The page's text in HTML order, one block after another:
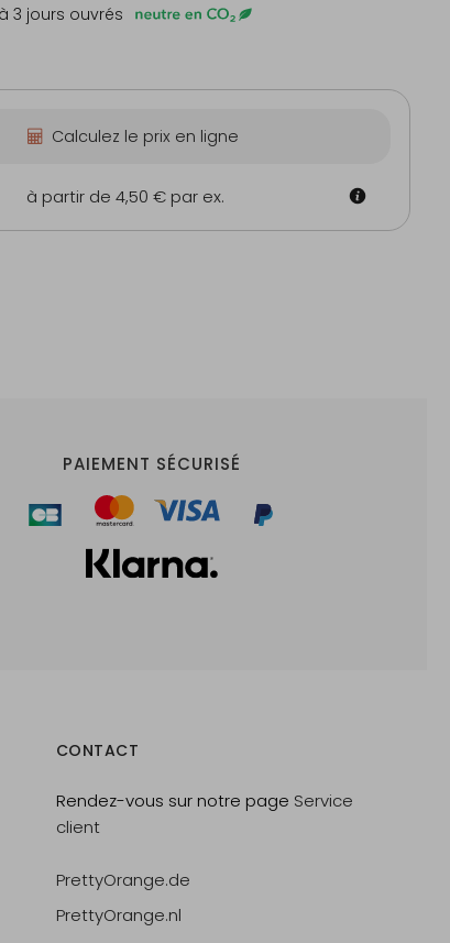
3 jours ouvrés
Calculez le prix en ligne
à partir de 4,50 € par ex.
PAIEMENT SÉCURISÉ
CONTACT
Rendez-vous sur notre page Service
client
PrettyOrange.de
PrettyOrange.nl